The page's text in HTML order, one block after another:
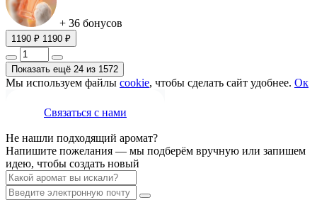
+ 36 бонусов
1190 ₽ 1190 ₽
Показать ещё 24 из 1572
Мы используем файлы cookie, чтобы сделать сайт удобнее. Ок
Связаться с нами
Не нашли подходящий аромат?
Напишите пожелания — мы подберём вручную или запишем
идею, чтобы создать новый